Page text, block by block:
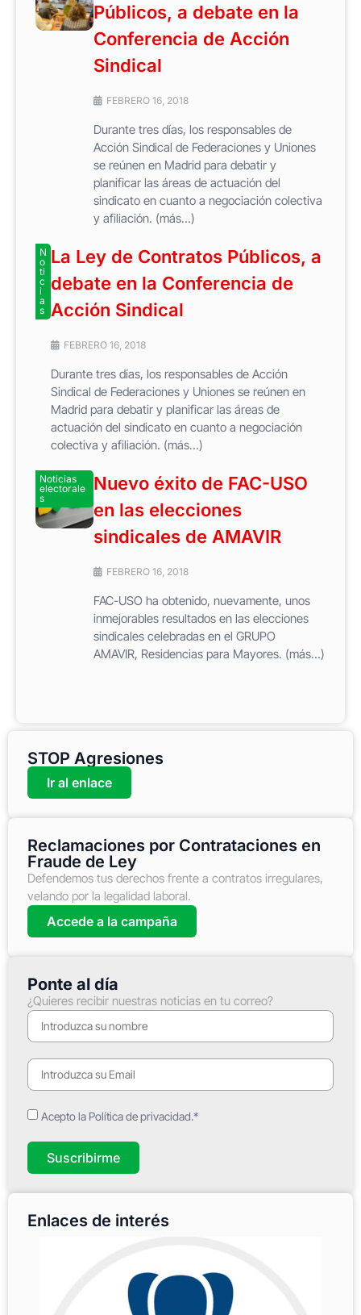
Públicos, a debate en la
Conferencia de Acción
Sindical
FEBRERO 16, 2018
Durante tres días, los responsables de
Acción Sindical de Federaciones y Uniones
se reúnen en Madrid para debatir y
planificar las áreas de actuación del
sindicato en cuanto a negociación colectiva
y afiliación. (más…)
N
o
ti
c
i
a
s
La Ley de Contratos Públicos, a
debate en la Conferencia de
Acción Sindical
FEBRERO 16, 2018
Durante tres días, los responsables de Acción
Sindical de Federaciones y Uniones se reúnen en
Madrid para debatir y planificar las áreas de
actuación del sindicato en cuanto a negociación
colectiva y afiliación. (más…)
Noticias
electorale
s
Nuevo éxito de FAC-USO
en las elecciones
sindicales de AMAVIR
FEBRERO 16, 2018
FAC-USO ha obtenido, nuevamente, unos
inmejorables resultados en las elecciones
sindicales celebradas en el GRUPO
AMAVIR, Residencias para Mayores. (más…)
STOP Agresiones
Ir al enlace
Reclamaciones por Contrataciones en
Fraude de Ley
Defendemos tus derechos frente a contratos irregulares,
velando por la legalidad laboral.
Accede a la campaña
Ponte al día
¿Quieres recibir nuestras noticias en tu correo?
Acepto la Política de privacidad.*
Suscribirme
Enlaces de interés